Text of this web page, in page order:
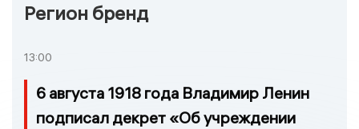
Регион бренд
13:00
6 августа 1918 года Владимир Ленин
подписал декрет «Об учреждении